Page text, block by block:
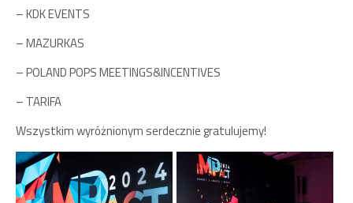
– KDK EVENTS
– MAZURKAS
– POLAND POPS MEETINGS&INCENTIVES
– TARIFA
Wszystkim wyróżnionym serdecznie gratulujemy!